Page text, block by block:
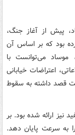
پیش از آغاز جنگ،
بود که بر اساس آن
می‌توانست با
اعتراضات خیابانی
قصد داشته به سقوط
نیز ارائه شده بود. بر
به سرعت پایان دهد.